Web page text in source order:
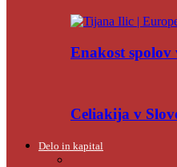
Enakost
Celiakija v
Delo in kapital